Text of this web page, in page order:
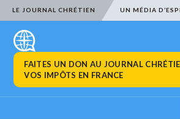
LE JOURNAL CHRÉTIEN UN MÉDIA
FAITES UN DON AU JOURNAL
VOS IMPÔTS EN FRANCE